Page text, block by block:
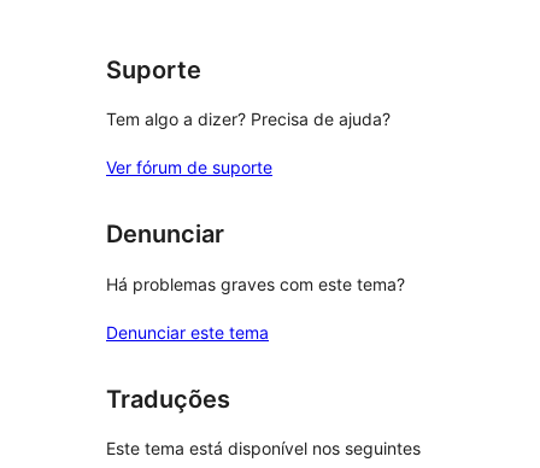
Suporte
Tem algo a dizer? Precisa de ajuda?
Ver fórum de suporte
Denunciar
Há problemas graves com este tema?
Denunciar este tema
Traduções
Este tema está disponível nos seguintes